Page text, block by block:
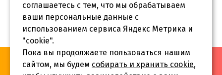
«Инва-Студия. Академия. Центр социальной реабилитации»,
© 2026 г.
соглашаетесь с тем, что мы обрабатываем
ваши персональные данные с
использованием сервиса Яндекс Метрика и
"cookie".
Пока вы продолжаете пользоваться нашим
сайтом, мы будем собирать и хранить cookie,